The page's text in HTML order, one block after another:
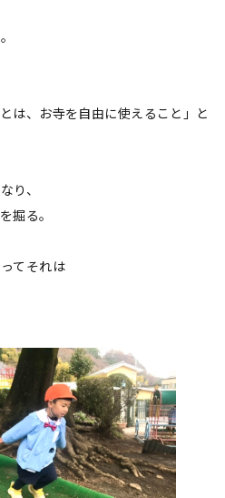
は、お寺を自由に使えること」と
り、
掘る。
てそれは